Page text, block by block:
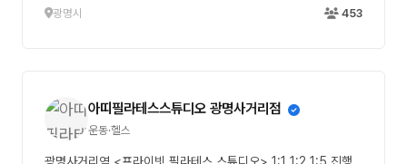
광명시 453
아띠필라테스스튜디오 광명사거리점
운동·헬스